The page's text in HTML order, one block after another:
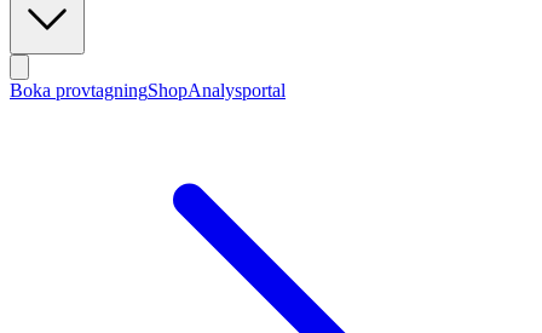
Boka provtagningShopAnalysportal